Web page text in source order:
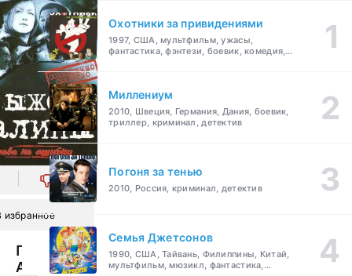
0
избранное
Прыжок
Афалины
Охотники за привидениями
1997, США, мультфильм, ужасы,
фантастика, фэнтези, боевик, комедия,
Миллениум
2010, Швеция, Германия, Дания, боевик,
триллер, криминал, детектив
Погоня за тенью
2010, Россия, криминал, детектив
Семья Джетсонов
1990, США, Тайвань, Филиппины, Китай,
мультфильм, мюзикл, фантастика,